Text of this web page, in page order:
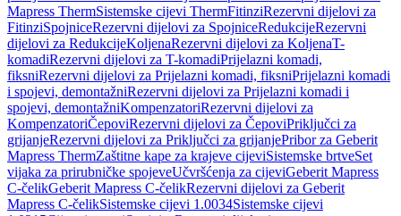
Mapress ThermSistemske cijevi ThermFitinziRezervni dijelovi za
FitinziSpojniceRezervni dijelovi za SpojniceRedukcijeRezervni
dijelovi za RedukcijeKoljenaRezervni dijelovi za KoljenaT-
komadiRezervni dijelovi za T-komadiPrijelazni komadi,
fiksniRezervni dijelovi za Prijelazni komadi, fiksniPrijelazni komadi
i spojevi, demontažniRezervni dijelovi za Prijelazni komadi i
spojevi, demontažniKompenzatoriRezervni dijelovi za
KompenzatoriČepoviRezervni dijelovi za ČepoviPriključci za
grijanjeRezervni dijelovi za Priključci za grijanjePribor za Geberit
Mapress ThermZaštitne kape za krajeve cijeviSistemske brtveSet
vijaka za prirubničke spojeveUčvršćenja za cijeviGeberit Mapress
C-čelikGeberit Mapress C-čelikRezervni dijelovi za Geberit
Mapress C-čelikSistemske cijevi 1.0034Sistemske cijevi